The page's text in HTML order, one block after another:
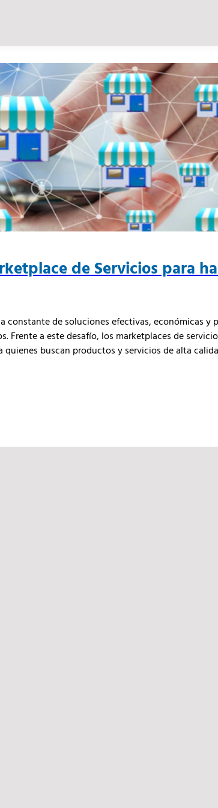
de Servicios para
constante de soluciones efectivas, económicas y
Frente a este desafío, los marketplaces de
buscan productos y servicios de alta